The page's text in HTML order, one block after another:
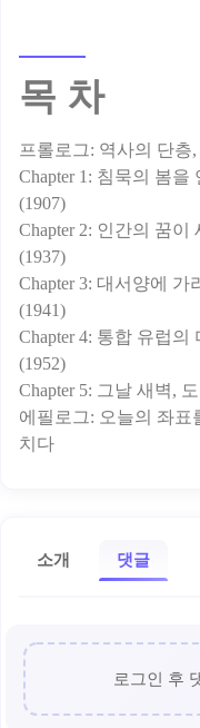
목 차
프롤로그: 역사의 단층
Chapter 1: 침묵의 봄
(1907)
Chapter 2: 인간의 꿈
(1937)
Chapter 3: 대서양에
(1941)
Chapter 4: 통합 유럽
(1952)
Chapter 5: 그날 새벽,
에필로그: 오늘의 좌표
소개 댓글
로그인 후